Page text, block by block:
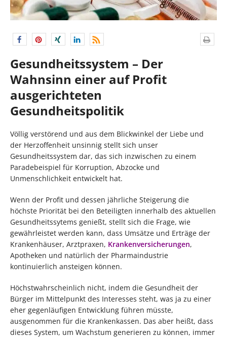
Gesundheitssystem – Der
Wahnsinn einer auf Profit
ausgerichteten
Gesundheitspolitik
Völlig verstörend und aus dem Blickwinkel der Liebe und
der Herzoffenheit unsinnig stellt sich unser
Gesundheitssystem dar, das sich inzwischen zu einem
Paradebeispiel für Korruption, Abzocke und
Unmenschlichkeit entwickelt hat.
Wenn der Profit und dessen jährliche Steigerung die
höchste Priorität bei den Beteiligten innerhalb des aktuellen
Gesundheitssytems genießt, stellt sich die Frage, wie
gewährleistet werden kann, dass Umsätze und Erträge der
Krankenhäuser, Arztpraxen, Krankenversicherungen,
Apotheken und natürlich der Pharmaindustrie
kontinuierlich ansteigen können.
Höchstwahrscheinlich nicht, indem die Gesundheit der
Bürger im Mittelpunkt des Interesses steht, was ja zu einer
eher gegenläufigen Entwicklung führen müsste,
ausgenommen für die Krankenkassen. Das aber heißt, dass
dieses System, um Wachstum generieren zu können, immer